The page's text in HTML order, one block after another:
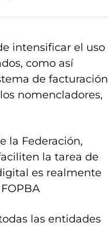
intensificar el uso
como así
de facturación
nomencladores,
la Federación,
la tarea de
es realmente
las entidades